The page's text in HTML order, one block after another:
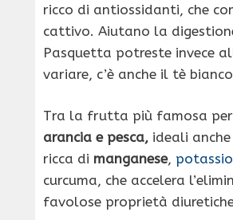
ricco di antiossidanti, che
cattivo. Aiutano la
Pasquetta potreste invece
variare, c’è anche il tè
Tra la frutta più famosa
arancia e pesca, ideali
ricca di manganese, potassio
curcuma, che accelera
favolose proprietà